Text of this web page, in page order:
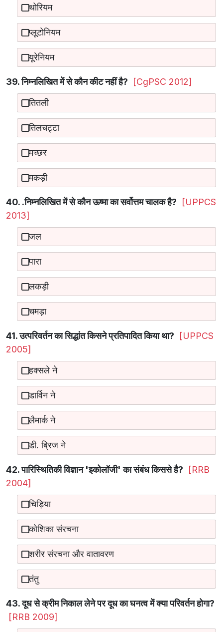
थोरियम
प्लूटोनियम
यूरेनियम
39. निम्नलिखित में से कौन कीट नहीं है?
[CgPSC 2012]
तितली
तिलचट्टा
मच्छर
मकड़ी
40. .निम्नलिखित में से कौन ऊष्मा का सर्वोत्तम चालक है?
[UPPCS
2013]
जल
पारा
लकड़ी
चमड़ा
41. उत्परिवर्तन का सिद्धांत किसने प्रतिपादित किया था?
[UPPCS
2005]
हक्सले ने
डार्विन ने
लैमार्क ने
डी. ब्रिज ने
42. पारिस्थितिकी विज्ञान 'इकोलॉजी' का संबंध किससे है?
[RRB
2004]
चिड़िया
कोशिका संरचना
शरीर संरचना और वातावरण
तंतु
43. दूध से क्रीम निकाल लेने पर दूध का घनत्व में क्या परिवर्तन होगा?
[RRB 2009]